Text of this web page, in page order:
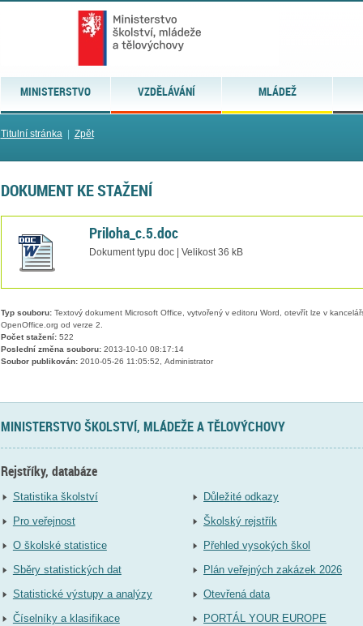
MINISTERSTVO VZDĚLÁVÁNÍ MLÁDEŽ
Titulní stránka| Zpět
DOKUMENT KE STAŽENÍ
Priloha_c.5.doc
Dokument typu doc | Velikost 36 kB
Typ souboru:Textový dokument Microsoft Office, vytvořený v editoru Word, otevřít lze v
OpenOffice.org od verze 2.
Počet stažení:522
Poslední změna souboru:2013-10-10 08:17:14
Soubor publikován:2010-05-26 11:05:52, Administrator
MINISTERSTVO ŠKOLSTVÍ, MLÁDEŽE A TĚLOVÝCHOVY
Rejstříky, databáze
Statistika školství
Pro veřejnost
O školské statistice
Sběry statistických dat
Statistické výstupy a analýzy
Číselníky a klasifikace
Důležité odkazy
Školský rejstřík
Přehled vysokých škol
Plán veřejných zakázek 2026
Otevřená data
PORTÁL YOUR EUROPE